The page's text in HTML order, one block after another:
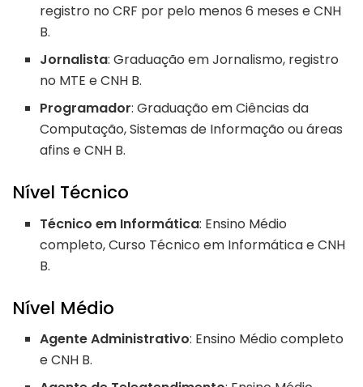
registro no CRF por pelo menos 6 meses e CNH
B.
Jornalista: Graduação em Jornalismo, registro
no MTE e CNH B.
Programador: Graduação em Ciências da
Computação, Sistemas de Informação ou áreas
afins e CNH B.
Nível Técnico
Técnico em Informática: Ensino Médio
completo, Curso Técnico em Informática e CNH
B.
Nível Médio
Agente Administrativo: Ensino Médio completo
e CNH B.